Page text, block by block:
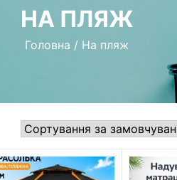
НА ПЛЯЖ
Головна / На пляж